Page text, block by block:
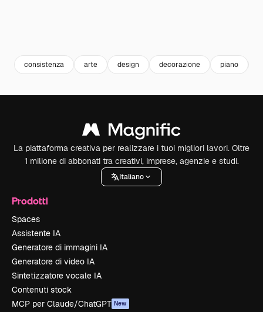
consistenza arte design decorazione piano
La piattaforma creativa per realizzare i tuoi migliori lavori. Oltre
1 milione di abbonati tra creativi, imprese, agenzie e studi.
Italiano
Prodotti
Spaces
Assistente IA
Generatore di immagini IA
Generatore di video IA
Sintetizzatore vocale IA
Contenuti stock
MCP per Claude/ChatGPT New